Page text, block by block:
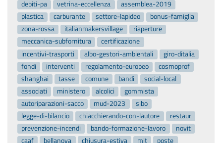
debiti-pa
vetrina-eccellenza
assemblea-2019
plastica
carburante settore-lapideo
bonus-famiglia
zona-rossa
italianmakersvillage
riaperture
meccanica-subfornitura
certificazione
incentivi-trasporti
albo-gestori-ambientali
giro-ditalia
fondi
interventi regolamento-europeo
cosmoprof
shanghai
tasse comune bandi
social-local
associati
ministero alcolici
gommista
autoriparazioni-sacco
mud-2023
sibo
legge-di-bilancio
chiacchierando-con-lautore
restaur
prevenzione-incendi
bando-formazione-lavoro
novit
caaf
bellanova chiusura-estiva mit
poste